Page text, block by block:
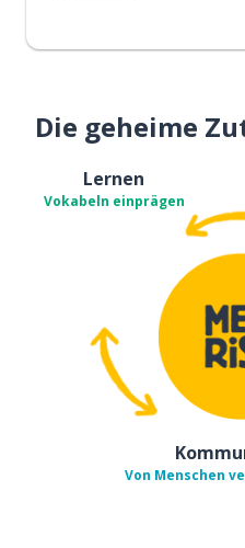
Die geheime
Lernen
Vokabeln einprägen
Von Menschen